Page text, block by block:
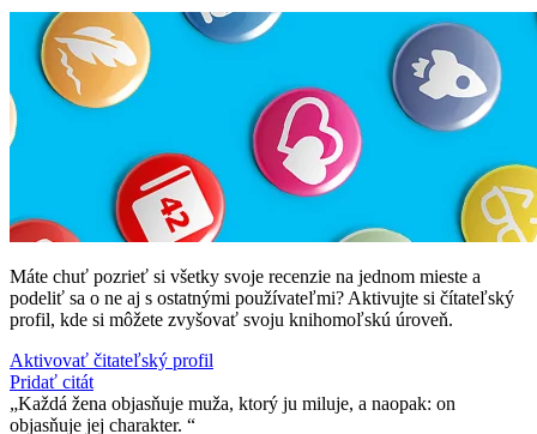
Máte chuť pozrieť si všetky svoje recenzie na jednom mieste a
podeliť sa o ne aj s ostatnými používateľmi? Aktivujte si čítateľský
profil, kde si môžete zvyšovať svoju knihomoľskú úroveň.
Aktivovať čitateľský profil
Pridať citát
Každá žena objasňuje muža, ktorý ju miluje, a naopak: on
objasňuje jej charakter.